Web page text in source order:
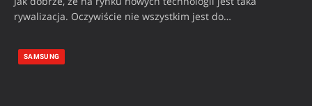
rywalizacja. Oczywiście nie wszystkim jest do…
SAMSUNG